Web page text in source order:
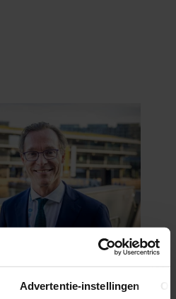
Advertentie-instellingen